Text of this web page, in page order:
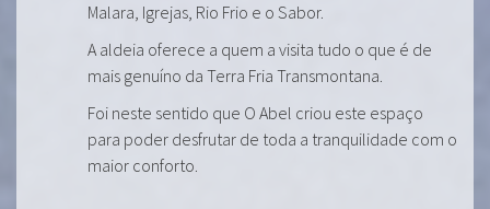
Malara, Igrejas, Rio Frio e o Sabor.
A aldeia oferece a quem a visita tudo o que é de
mais genuíno da Terra Fria Transmontana.
Foi neste sentido que O Abel criou este espaço
para poder desfrutar de toda a tranquilidade com o
maior conforto.